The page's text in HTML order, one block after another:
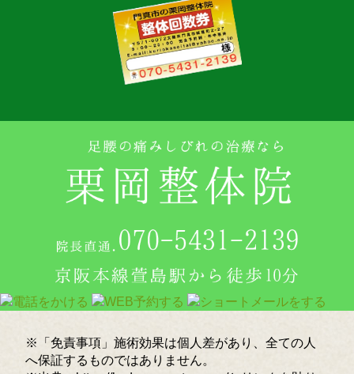
※「免責事項」施術効果は個人差があり、全ての人
へ保証するものではありません。